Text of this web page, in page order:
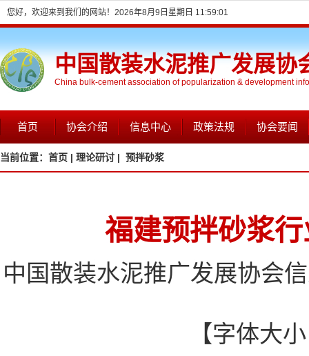
您好，欢迎来到我们的网站！ 2026年8月9日星期日 11:59:02
中国散装水泥推广发展协
China bulk-cement association of popularization & development
首页 协会介绍 信息中心 政策法规 协会要闻
当前位置： 首页 | 理论研讨 | 预拌砂浆
福建预拌砂浆
中国散装水泥推广发展协会
【字体大